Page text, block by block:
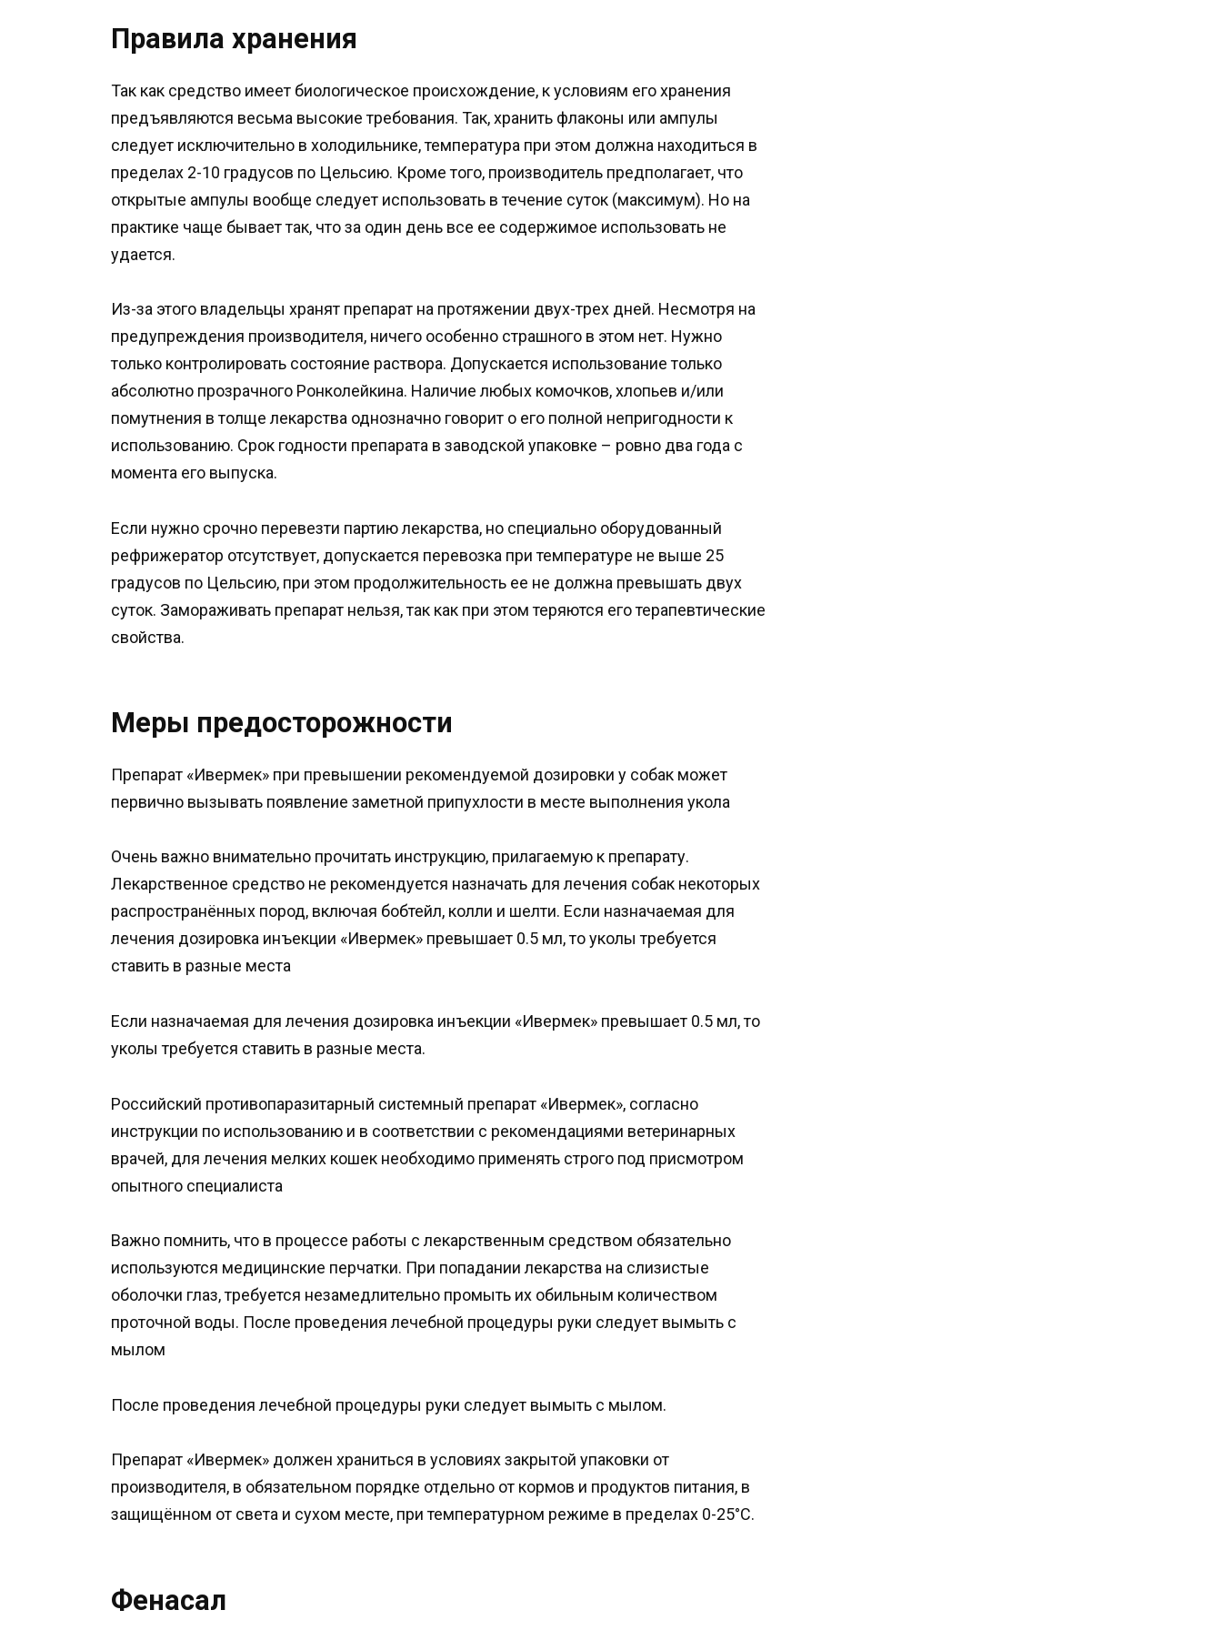
Правила хранения
Так как средство имеет биологическое происхождение, к условиям его хранения
предъявляются весьма высокие требования. Так, хранить флаконы или ампулы
следует исключительно в холодильнике, температура при этом должна находиться в
пределах 2-10 градусов по Цельсию. Кроме того, производитель предполагает, что
открытые ампулы вообще следует использовать в течение суток (максимум). Но на
практике чаще бывает так, что за один день все ее содержимое использовать не
удается.
Из-за этого владельцы хранят препарат на протяжении двух-трех дней. Несмотря на
предупреждения производителя, ничего особенно страшного в этом нет. Нужно
только контролировать состояние раствора. Допускается использование только
абсолютно прозрачного Ронколейкина. Наличие любых комочков, хлопьев и/или
помутнения в толще лекарства однозначно говорит о его полной непригодности к
использованию. Срок годности препарата в заводской упаковке – ровно два года с
момента его выпуска.
Если нужно срочно перевезти партию лекарства, но специально оборудованный
рефрижератор отсутствует, допускается перевозка при температуре не выше 25
градусов по Цельсию, при этом продолжительность ее не должна превышать двух
суток. Замораживать препарат нельзя, так как при этом теряются его терапевтические
свойства.
Меры предосторожности
Препарат «Ивермек» при превышении рекомендуемой дозировки у собак может
первично вызывать появление заметной припухлости в месте выполнения укола
Очень важно внимательно прочитать инструкцию, прилагаемую к препарату.
Лекарственное средство не рекомендуется назначать для лечения собак некоторых
распространённых пород, включая бобтейл, колли и шелти. Если назначаемая для
лечения дозировка инъекции «Ивермек» превышает 0.5 мл, то уколы требуется
ставить в разные места
Если назначаемая для лечения дозировка инъекции «Ивермек» превышает 0.5 мл, то
уколы требуется ставить в разные места.
Российский противопаразитарный системный препарат «Ивермек», согласно
инструкции по использованию и в соответствии с рекомендациями ветеринарных
врачей, для лечения мелких кошек необходимо применять строго под присмотром
опытного специалиста
Важно помнить, что в процессе работы с лекарственным средством обязательно
используются медицинские перчатки. При попадании лекарства на слизистые
оболочки глаз, требуется незамедлительно промыть их обильным количеством
проточной воды. После проведения лечебной процедуры руки следует вымыть с
мылом
После проведения лечебной процедуры руки следует вымыть с мылом.
Препарат «Ивермек» должен храниться в условиях закрытой упаковки от
производителя, в обязательном порядке отдельно от кормов и продуктов питания, в
защищённом от света и сухом месте, при температурном режиме в пределах 0-25°С.
Фенасал